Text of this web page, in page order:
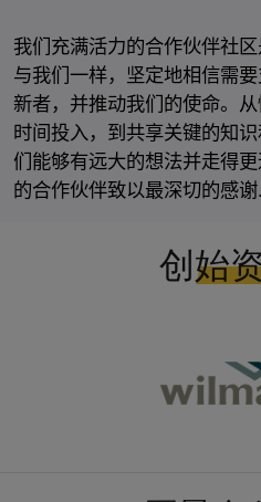
我们充满活力的合作伙伴社
与我们一样， 坚定地相信需
新者，并推动我们的使命。
时间投入，到共享关键的知识
们能够有远大的想法并走得更
的合作伙伴致以最深切的感谢.
创始